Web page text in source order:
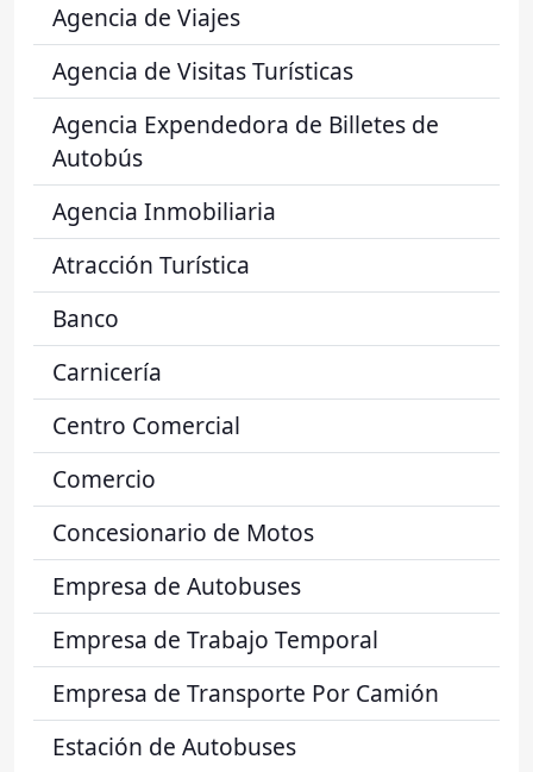
Agencia de Viajes
Agencia de Visitas Turísticas
Agencia Expendedora de Billetes de
Autobús
Agencia Inmobiliaria
Atracción Turística
Banco
Carnicería
Centro Comercial
Comercio
Concesionario de Motos
Empresa de Autobuses
Empresa de Trabajo Temporal
Empresa de Transporte Por Camión
Estación de Autobuses